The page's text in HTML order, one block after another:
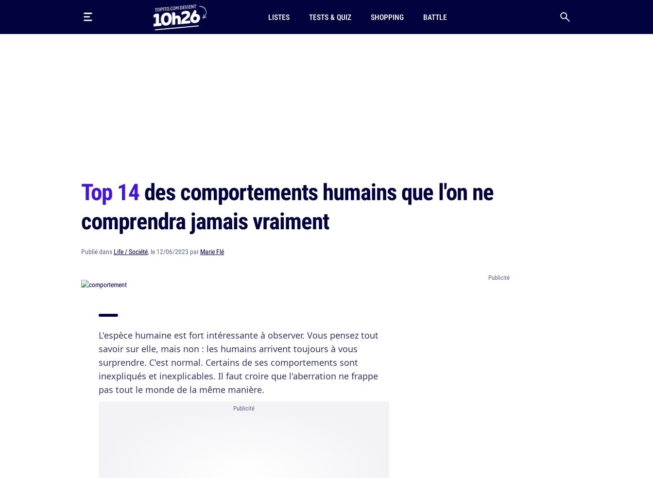
LISTES TESTS & QUIZ SHOPPING BATTLE
Top 14des comportements humains que l'on ne
comprendra jamais vraiment
Publié dans Life / Société, le 12/06/2023 par Marie Flé
L'espèce humaine est fort intéressante à observer. Vous pensez tout
savoir sur elle, mais non : les humains arrivent toujours à vous
surprendre. C'est normal. Certains de ses comportements sont
inexpliqués et inexplicables. Il faut croire que l'aberration ne frappe
pas tout le monde de la même manière.
Publicité